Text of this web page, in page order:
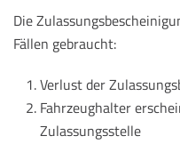
Die
Fällen gebraucht:
Verlust der
Fahrzeughalter
Zulassungsstelle